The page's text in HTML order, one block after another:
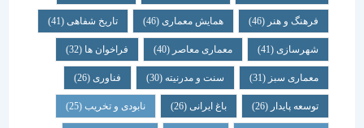
فرهنگ و هنر(46) همایش معماری (46) تاریخ شفاهی (41)
شهرسازی(41) معماری معاصر(40) فراخوان ها (32)
معماری سبز(31) سنت و مدرنیته(30) فناوری (26)
توسعه پایدار(26) باغ ایرانی(26) نابودی و تخریب(25)